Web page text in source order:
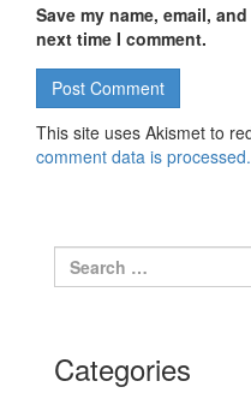
Save my name, email,
next time I comment.
This site uses Akismet to
comment data is processed.
Search for:
Categories